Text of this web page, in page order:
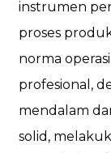
instrumen
proses
norma
profesional,
mendalam
solid,